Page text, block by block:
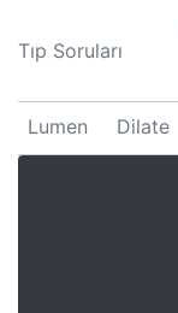
Tıp Soruları
Lumen Dilate